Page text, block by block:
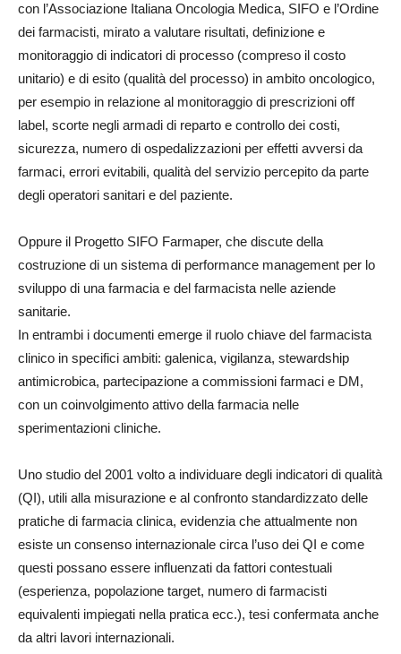
con l’Associazione Italiana Oncologia Medica, SIFO e l’Ordine
dei farmacisti, mirato a valutare risultati, definizione e
monitoraggio di indicatori di processo (compreso il costo
unitario) e di esito (qualità del processo) in ambito oncologico,
per esempio in relazione al monitoraggio di prescrizioni off
label, scorte negli armadi di reparto e controllo dei costi,
sicurezza, numero di ospedalizzazioni per effetti avversi da
farmaci, errori evitabili, qualità del servizio percepito da parte
degli operatori sanitari e del paziente.
Oppure il Progetto SIFO Farmaper, che discute della
costruzione di un sistema di performance management per lo
sviluppo di una farmacia e del farmacista nelle aziende
sanitarie.
In entrambi i documenti emerge il ruolo chiave del farmacista
clinico in specifici ambiti: galenica, vigilanza, stewardship
antimicrobica, partecipazione a commissioni farmaci e DM,
con un coinvolgimento attivo della farmacia nelle
sperimentazioni cliniche.
Uno studio del 2001 volto a individuare degli indicatori di qualità
(QI), utili alla misurazione e al confronto standardizzato delle
pratiche di farmacia clinica, evidenzia che attualmente non
esiste un consenso internazionale circa l’uso dei QI e come
questi possano essere influenzati da fattori contestuali
(esperienza, popolazione target, numero di farmacisti
equivalenti impiegati nella pratica ecc.), tesi confermata anche
da altri lavori internazionali.